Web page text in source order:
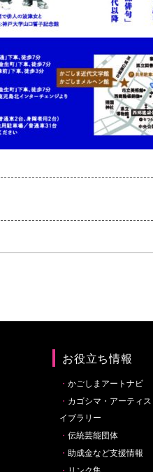
お役立ち情報
かごしまアートナビ
カゴシマ・アーティス
イブラリー
伝統芸能団体
助成金など支援情報